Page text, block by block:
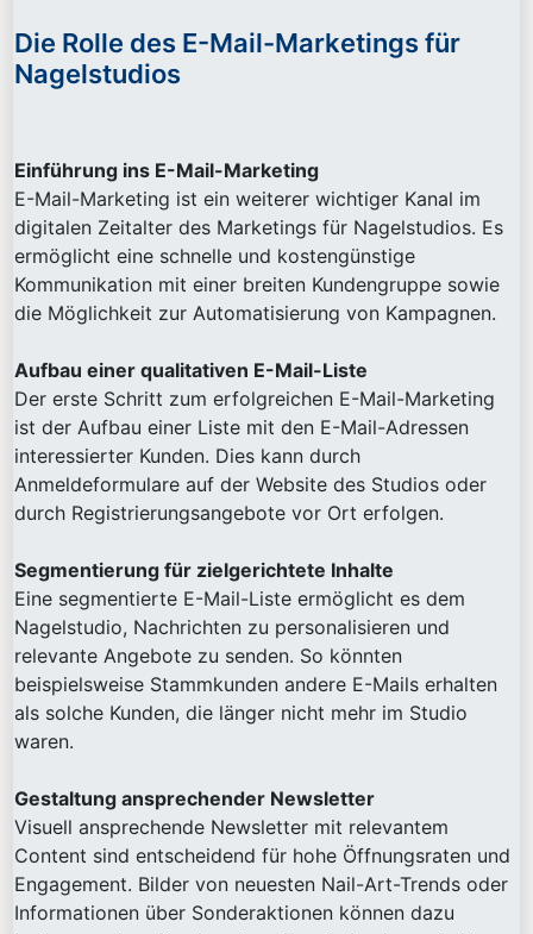
Die Rolle des E-Mail-Marketings für
Nagelstudios
Einführung ins E-Mail-Marketing
E-Mail-Marketing ist ein weiterer wichtiger Kanal im
digitalen Zeitalter des Marketings für Nagelstudios. Es
ermöglicht eine schnelle und kostengünstige
Kommunikation mit einer breiten Kundengruppe sowie
die Möglichkeit zur Automatisierung von Kampagnen.
Aufbau einer qualitativen E-Mail-Liste
Der erste Schritt zum erfolgreichen E-Mail-Marketing
ist der Aufbau einer Liste mit den E-Mail-Adressen
interessierter Kunden. Dies kann durch
Anmeldeformulare auf der Website des Studios oder
durch Registrierungsangebote vor Ort erfolgen.
Segmentierung für zielgerichtete Inhalte
Eine segmentierte E-Mail-Liste ermöglicht es dem
Nagelstudio, Nachrichten zu personalisieren und
relevante Angebote zu senden. So könnten
beispielsweise Stammkunden andere E-Mails erhalten
als solche Kunden, die länger nicht mehr im Studio
waren.
Gestaltung ansprechender Newsletter
Visuell ansprechende Newsletter mit relevantem
Content sind entscheidend für hohe Öffnungsraten und
Engagement. Bilder von neuesten Nail-Art-Trends oder
Informationen über Sonderaktionen können dazu